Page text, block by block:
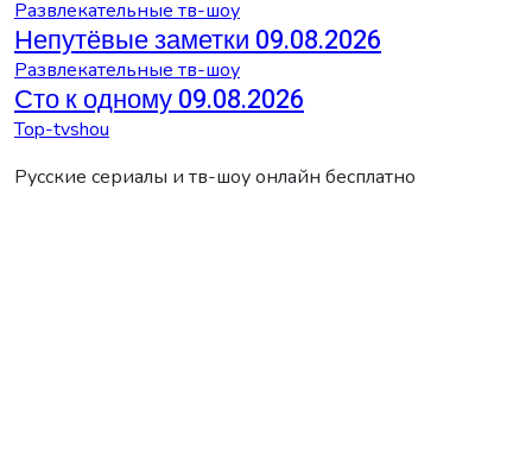
Развлекательные тв-шоу
Непутёвые заметки 09.08.2026
Развлекательные тв-шоу
Сто к одному 09.08.2026
Top-tvshou
Русские сериалы и тв-шоу онлайн бесплатно